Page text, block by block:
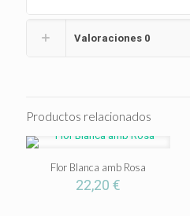
Valoraciones 0
Productos relacionados
Flor Blanca amb Rosa
22,20€